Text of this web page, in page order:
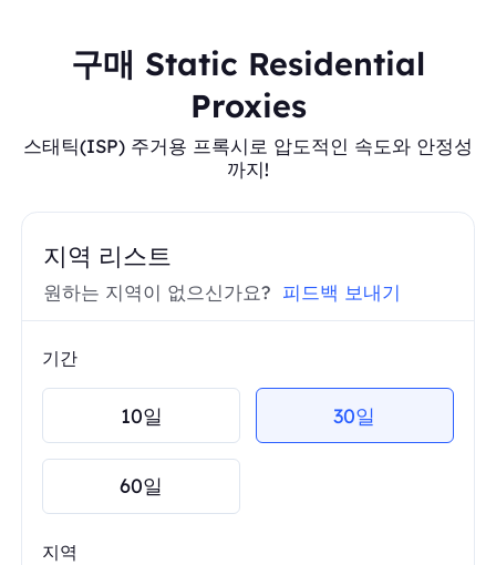
구매 Static Residential
Proxies
스태틱(ISP) 주거용 프록시로 압도적인 속도와 안정성
까지!
지역 리스트
원하는 지역이 없으신가요? 피드백 보내기
기간
10일 30일
60일
지역